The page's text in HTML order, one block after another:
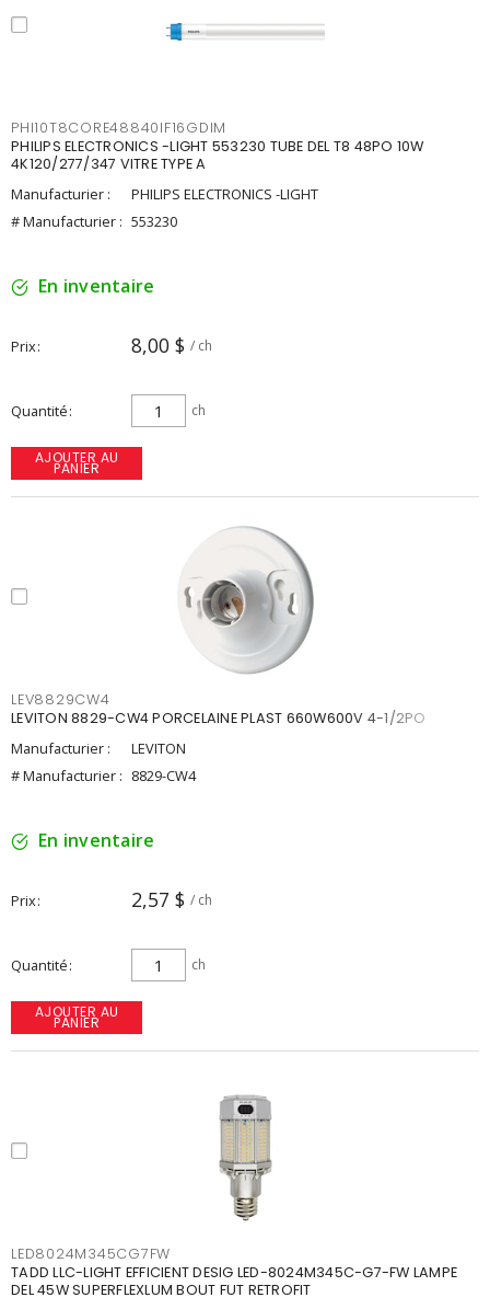
PHI10T8CORE48840IF16GDIM
PHILIPS ELECTRONICS -LIGHT 553230 TUBE DEL T8 48PO 10W
4K120/277/347 VITRE TYPE A
Manufacturier :
PHILIPS ELECTRONICS -LIGHT
# Manufacturier : 553230
En inventaire
Prix 8,00 $ / ch
Quantité ch
AJOUTER AU
PANIER
LEV8829CW4
LEVITON 8829-CW4 PORCELAINE PLAST 660W600V 4-1/2PO
Manufacturier :
LEVITON
# Manufacturier : 8829-CW4
En inventaire
Prix 2,57 $ / ch
Quantité ch
AJOUTER AU
PANIER
LED8024M345CG7FW
TADD LLC-LIGHT EFFICIENT DESIG LED-8024M345C-G7-FW LAMPE
DEL 45W SUPERFLEXLUM BOUT FUT RETROFIT